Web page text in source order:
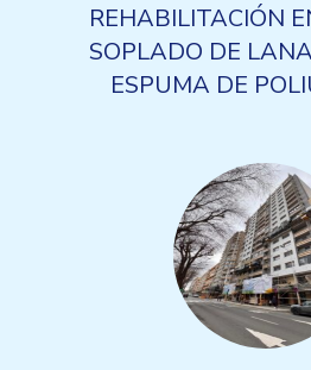
REHABILITACIÓN
SOPLADO DE
ESPUMA DE